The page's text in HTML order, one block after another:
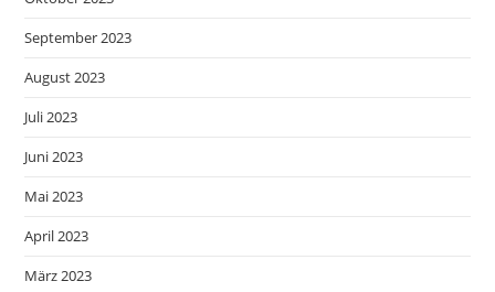
September 2023
August 2023
Juli 2023
Juni 2023
Mai 2023
April 2023
März 2023